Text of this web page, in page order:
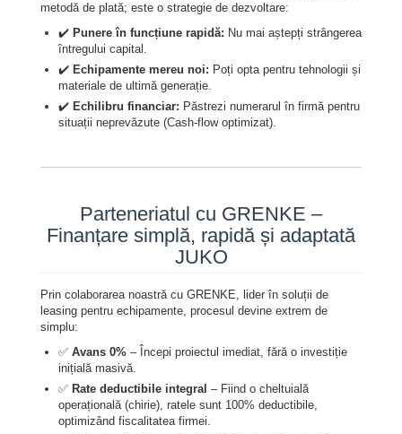
metodă de plată; este o strategie de dezvoltare:
✔️ Punere în funcțiune rapidă: Nu mai aștepți strângerea
întregului capital.
✔️ Echipamente mereu noi: Poți opta pentru tehnologii și
materiale de ultimă generație.
✔️ Echilibru financiar: Păstrezi numerarul în firmă pentru
situații neprevăzute (Cash-flow optimizat).
Parteneriatul cu GRENKE –
Finanțare simplă, rapidă și adaptată
JUKO
Prin colaborarea noastră cu GRENKE, lider în soluții de
leasing pentru echipamente, procesul devine extrem de
simplu:
✅ Avans 0% – Începi proiectul imediat, fără o investiție
inițială masivă.
✅ Rate deductibile integral – Fiind o cheltuială
operațională (chirie), ratele sunt 100% deductibile,
optimizând fiscalitatea firmei.